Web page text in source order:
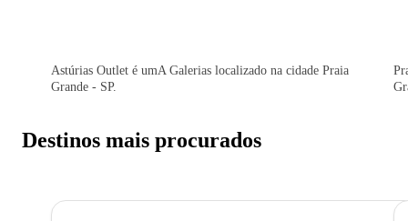
Astúrias Outlet é umA Galerias localizado na cidade Praia
Grande - SP.
Destinos mais procurados